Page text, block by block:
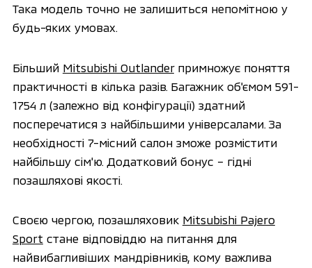
Така модель точно не залишиться непомітною у
будь-яких умовах.
Більший Mitsubishi Outlanderпримножує поняття
практичності в кілька разів. Багажник об'ємом 591-
1754 л (залежно від конфігурації) здатний
посперечатися з найбільшими універсалами. За
необхідності 7-місний салон зможе розмістити
найбільшу сім'ю. Додатковий бонус – гідні
позашляхові якості.
Своєю чергою, позашляховик Mitsubishi Pajero
Sport стане відповіддю на питання для
найвибагливіших мандрівників, кому важлива